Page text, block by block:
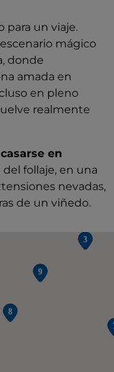
para un viaje.
mágico
donde
amada en
en pleno
realmente
en
follaje, en una
nevadas,
de un viñedo.